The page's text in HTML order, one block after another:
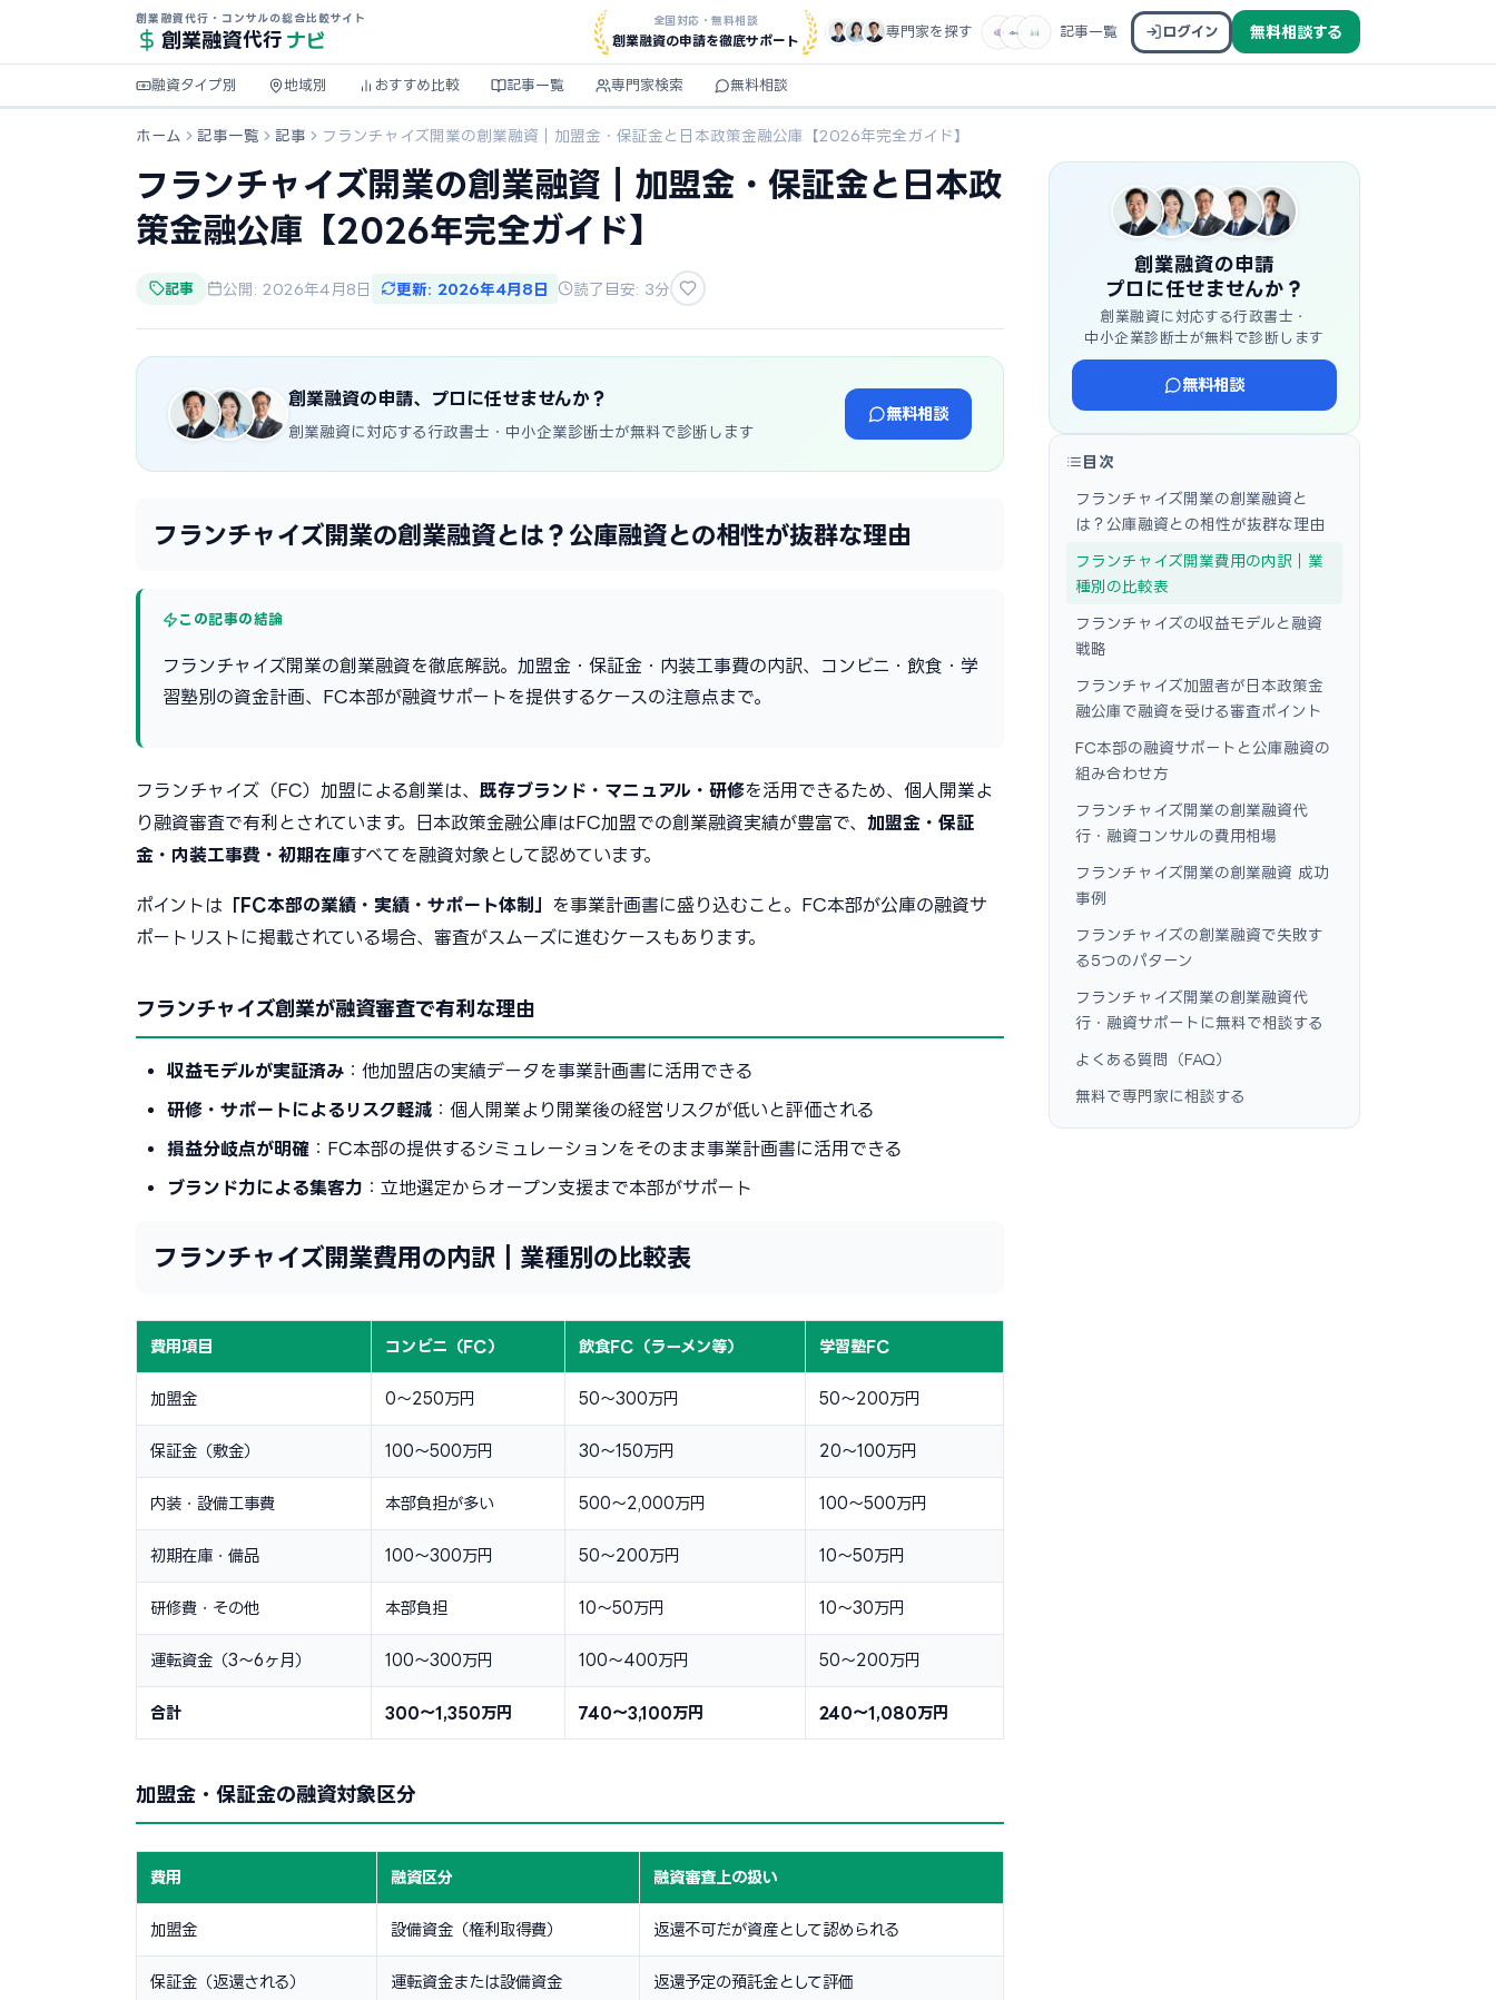
創業融資代行・コンサルの総合比較サイト
創業融資代行 ナビ
全国対応・無料相談
創業融資の申請を徹底サポート
専門家を探す 記事一覧 ログイン 無料相談する
融資タイプ別 地域別 おすすめ比較 記事一覧 専門家検索 無料相談
ホーム 記事一覧 記事 フランチャイズ開業の創業融資｜加盟金・保証金と日本政策金融公庫【2026年完全ガイド】
フランチャイズ開業の創業融資｜加盟金・保証金と日本政
策金融公庫【2026年完全ガイド】
記事 公開: 2026年4月8日 更新: 2026年4月8日 読了目安: 3分
創業融資の申請、プロに任せませんか？
創業融資に対応する行政書士・中小企業診断士が無料で診断します
無料相談
フランチャイズ開業の創業融資とは？公庫融資との相性が抜群な理由
この記事の結論
フランチャイズ開業の創業融資を徹底解説。加盟金・保証金・内装工事費の内訳、コンビニ・飲食・学
習塾別の資金計画、FC本部が融資サポートを提供するケースの注意点まで。
フランチャイズ（FC）加盟による創業は、 既存ブランド・マニュアル・研修を活用できるため、個人開業よ
り融資審査で有利とされています。日本政策金融公庫はFC加盟での創業融資実績が豊富で、 加盟金・保証
金・内装工事費・初期在庫すべてを融資対象として認めています。
ポイントは 「FC本部の業績・実績・サポート体制」 を事業計画書に盛り込むこと。FC本部が公庫の融資サ
ポートリストに掲載されている場合、審査がスムーズに進むケースもあります。
フランチャイズ創業が融資審査で有利な理由
収益モデルが実証済み ：他加盟店の実績データを事業計画書に活用できる
研修・サポートによるリスク軽減 ：個人開業より開業後の経営リスクが低いと評価される
損益分岐点が明確 ：FC本部の提供するシミュレーションをそのまま事業計画書に活用できる
ブランド力による集客力 ：立地選定からオープン支援まで本部がサポート
フランチャイズ開業費用の内訳｜業種別の比較表
費用項目 コンビニ（FC） 飲食FC（ラーメン等） 学習塾FC
加盟金 0〜250万円 50〜300万円 50〜200万円
保証金（敷金） 100〜500万円 30〜150万円 20〜100万円
内装・設備工事費 本部負担が多い 500〜2,000万円 100〜500万円
初期在庫・備品 100〜300万円 50〜200万円 10〜50万円
研修費・その他 本部負担 10〜50万円 10〜30万円
運転資金（3〜6ヶ月） 100〜300万円 100〜400万円 50〜200万円
合計 300〜1,350万円 740〜3,100万円 240〜1,080万円
加盟金・保証金の融資対象区分
費用 融資区分 融資審査上の扱い
加盟金 設備資金（権利取得費） 返還不可だが資産として認められる
保証金（返還される） 運転資金または設備資金 返還予定の預託金として評価
創業融資の申請
プロに任せませんか？
創業融資に対応する行政書士・
中小企業診断士が無料で診断します
無料相談
目次
フランチャイズ開業の創業融資と
は？公庫融資との相性が抜群な理由
フランチャイズ開業費用の内訳｜業
種別の比較表
フランチャイズの収益モデルと融資
戦略
フランチャイズ加盟者が日本政策金
融公庫で融資を受ける審査ポイント
FC本部の融資サポートと公庫融資の
組み合わせ方
フランチャイズ開業の創業融資代
行・融資コンサルの費用相場
フランチャイズ開業の創業融資 成功
事例
フランチャイズの創業融資で失敗す
る5つのパターン
フランチャイズ開業の創業融資代
行・融資サポートに無料で相談する
よくある質問（FAQ）
無料で専門家に相談する